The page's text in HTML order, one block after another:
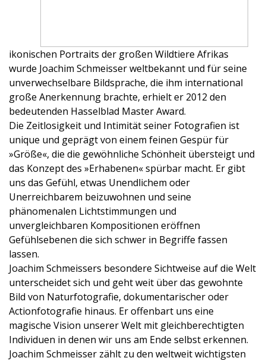
ikonischen Portraits der großen Wildtiere Afrikas
wurde Joachim Schmeisser weltbekannt und für seine
unverwechselbare Bildsprache, die ihm international
große Anerkennung brachte, erhielt er 2012 den
bedeutenden Hasselblad Master Award.
Die Zeitlosigkeit und Intimität seiner Fotografien ist
unique und geprägt von einem feinen Gespür für
»Größe«, die die gewöhnliche Schönheit übersteigt und
das Konzept des »Erhabenen« spürbar macht. Er gibt
uns das Gefühl, etwas Unendlichem oder
Unerreichbarem beizuwohnen und seine
phänomenalen Lichtstimmungen und
unvergleichbaren Kompositionen eröffnen
Gefühlsebenen die sich schwer in Begriffe fassen
lassen.
Joachim Schmeissers besondere Sichtweise auf die Welt
unterscheidet sich und geht weit über das gewohnte
Bild von Naturfotografie, dokumentarischer oder
Actionfotografie hinaus. Er offenbart uns eine
magische Vision unserer Welt mit gleichberechtigten
Individuen in denen wir uns am Ende selbst erkennen.
Joachim Schmeisser zählt zu den weltweit wichtigsten